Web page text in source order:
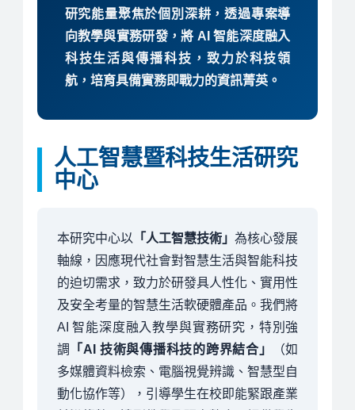
研究能量聚焦於個別深耕，透過專案導
向教學與實務研發，將 AI 智能深度融入
科技生活與傳播科技，致力於科技領
航，培育具備實務即戰力的資訊菁英。
人工智慧暨科技生活研究
中心
本研究中心以 「人工智慧技術」為核心發展
軸線，因應現代社會對智慧生活與智能科技
的迫切需求，致力於研發具人性化、實用性
及安全考量的智慧生活軟硬體產品。我們將
AI 智能深度融入教學與實務研究，特別強
調
「AI 技術與傳播科技的跨界結合」
（如
多媒體資料檢索、電腦視覺辨識、智慧型自
動化協作等），引導學生在校即能緊跟產業